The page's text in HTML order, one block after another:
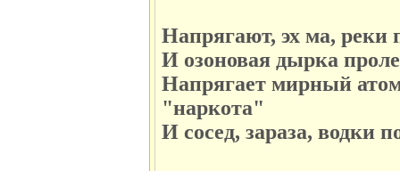
Напрягают, эх ма, реки
И озоновая дырка
Напрягает мирный
"наркота"
И сосед, зараза, водки